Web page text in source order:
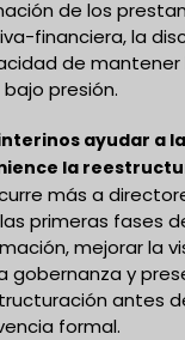
de los
financiera, la
de
presión.
interinos ayudar a
la
más a
primeras fases
mejorar la
gobernanza y
antes
formal.